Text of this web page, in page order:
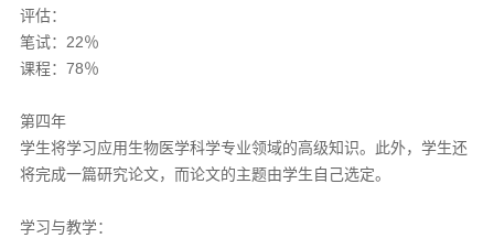
评估：
笔试：22％
课程：78％
第四年
学生将学习应用生物医学科学专业领域的高级知识。此外，学生还
将完成一篇研究论文，而论文的主题由学生自己选定。
学习与教学：